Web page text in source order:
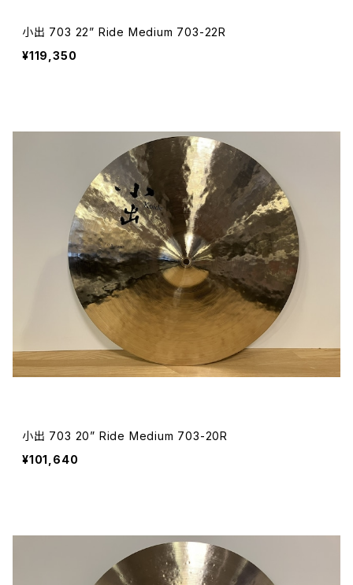
小出 703 22” Ride Medium 703-22R
¥119,350
小出 703 20” Ride Medium 703-20R
¥101,640